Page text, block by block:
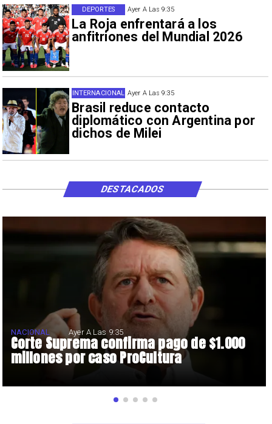
Ayer A Las 9:35
La Roja enfrentará a los
anfitriones del Mundial 2026
DEPORTES
Ayer A Las 9:35
Brasil reduce contacto
diplomático con Argentina por
dichos de Milei
INTERNACIONAL
Corte Suprema confirma pago de $1.000
millones por caso ProCultura
NACIONAL Ayer A Las 9:35
DESTACADOS